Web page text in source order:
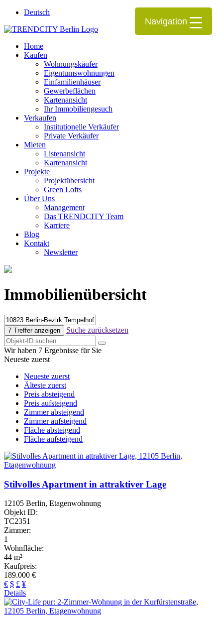
Deutsch
Home
Kaufen
Wohnungskäufer
Eigentumswohnungen
Einfamilienhäuser
Gewerbeflächen
Kartenansicht
Ihr Immobiliengesuch
Verkaufen
Institutionelle Verkäufer
Private Verkäufer
Mieten
Listenansicht
Kartenansicht
Projekte
Projektübersicht
Green Lofts
Über Uns
Management
Das TRENDCITY Team
Karriere
Blog
Kontakt
Newsletter
Immobilienübersicht
7 Treffer anzeigen Suche zurücksetzen
Wir haben 7 Ergebnisse für Sie
Neueste zuerst
Neueste zuerst
Älteste zuerst
Preis absteigend
Preis aufsteigend
Zimmer absteigend
Zimmer aufsteigend
Fläche absteigend
Fläche aufsteigend
Stilvolles Apartment in attraktiver Lage
12105 Berlin, Etagenwohnung
Objekt ID:
TC2351
Zimmer:
1
Wohnfläche:
44 m²
Kaufpreis:
189.000 €
€ $ £ ¥
Details
Navigation